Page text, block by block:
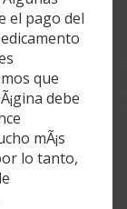
el pago del
que
debe
mÃ¡s
lo tanto,